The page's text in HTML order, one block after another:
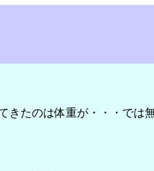
きたのは体重が・・・では